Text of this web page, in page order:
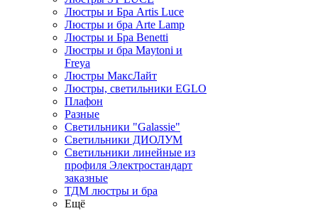
Люстры и Бра Artis Luce
Люстры и бра Arte Lamp
Люстры и Бра Benetti
Люстры и бра Maytoni и
Freya
Люстры МаксЛайт
Люстры, светильники EGLO
Плафон
Разные
Светильники "Galassie"
Светильники ДИОЛУМ
Светильники линейные из
профиля Электростандарт
заказные
ТДМ люстры и бра
Ещё